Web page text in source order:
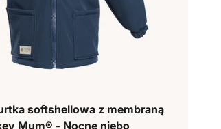
softshellowa z membraną
Mum® - Nocne niebo